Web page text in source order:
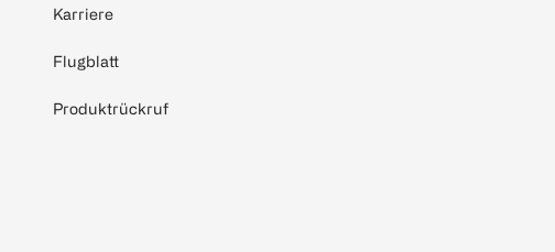
Karriere
Flugblatt
Produktrückruf